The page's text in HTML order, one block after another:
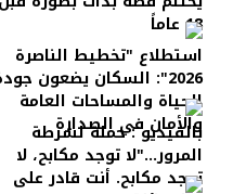
18 عاماً
استطلاع "تخطيط الناصرة
2026": السكان يضعون
الحياة والمساحات العامة
والأمان في الصدارة
بالفيديو : حملة لشرطة
المرور..."لا توجد مكابح، لا
توجد مكابح. أنت قادر على